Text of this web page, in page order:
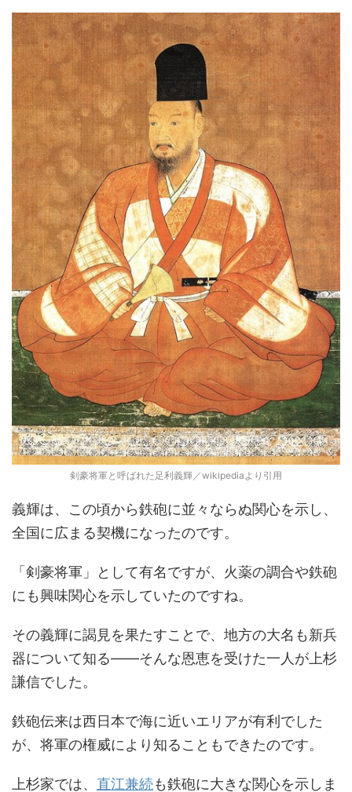
剣豪将軍と呼ばれた足利義輝／wikipediaより引用
義輝は、この頃から鉄砲に並々ならぬ関心を示し、
全国に広まる契機になったのです。
「剣豪将軍」として有名ですが、火薬の調合や鉄砲
にも興味関心を示していたのですね。
その義輝に謁見を果たすことで、地方の大名も新兵
器について知る――そんな恩恵を受けた一人が上杉
謙信でした。
鉄砲伝来は西日本で海に近いエリアが有利でした
が、将軍の権威により知ることもできたのです。
上杉家では、 直江兼続も鉄砲に大きな関心を示しま